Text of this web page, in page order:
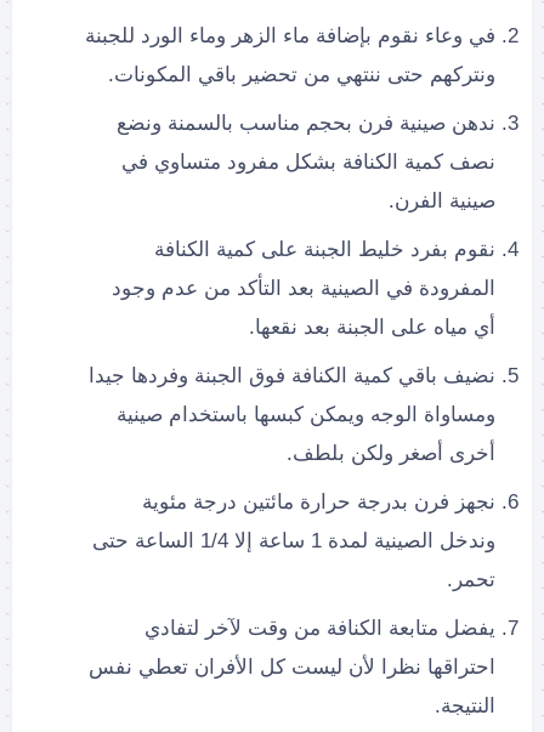
في وعاء نقوم بإضافة ماء الزهر وماء الورد للجبنة
ونتركهم حتى ننتهي من تحضير باقي المكونات.
ندهن صينية فرن بحجم مناسب بالسمنة ونضع
نصف كمية الكنافة بشكل مفرود متساوي في
صينية الفرن.
نقوم بفرد خليط الجبنة على كمية الكنافة
المفرودة في الصينية بعد التأكد من عدم وجود
أي مياه على الجبنة بعد نقعها.
نضيف باقي كمية الكنافة فوق الجبنة وفردها جيدا
ومساواة الوجه ويمكن كبسها باستخدام صينية
أخرى أصغر ولكن بلطف.
نجهز فرن بدرجة حرارة مائتين درجة مئوية
وندخل الصينية لمدة 1 ساعة إلا 1/4 الساعة حتى
تحمر.
يفضل متابعة الكنافة من وقت لآخر لتفادي
احتراقها نظرا لأن ليست كل الأفران تعطي نفس
النتيجة.